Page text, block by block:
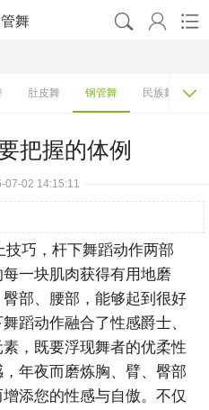
舞   
肚皮舞 钢管舞 民族舞 
把握的体例
07-02 14:15:11
巧，杆下舞蹈动作两部
一块肌肉获得有用地磨
部、腰部，能够起到很好
蹈动作融合了性感爵士、
，既要浮现舞者的优柔性
年夜而磨炼胸、臂、臀部
添您的性感与自傲。不仅